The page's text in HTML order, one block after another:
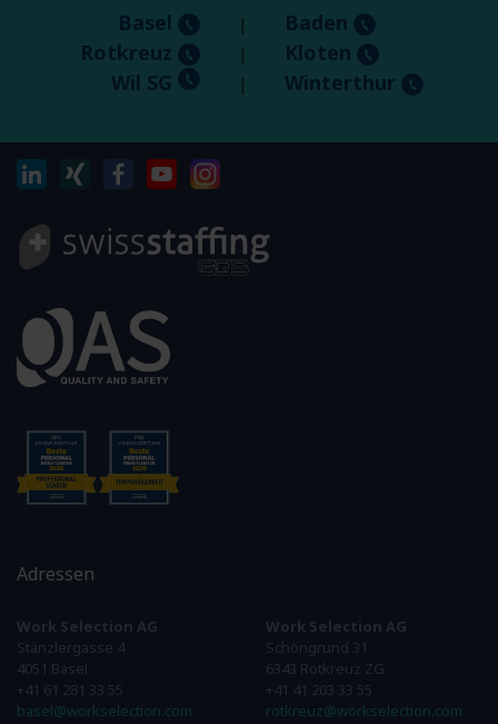
Basel |
Baden
Rotkreuz
|
Kloten
Wil SG
| Winterthur
Adressen
Work Selection AG
Stänzlergasse 4
4051 Basel
+41 61 281 33 55
basel@workselection.com
Work Selection AG
Schöngrund 31
6343 Rotkreuz ZG
+41 41 203 33 55
rotkreuz@workselection.com